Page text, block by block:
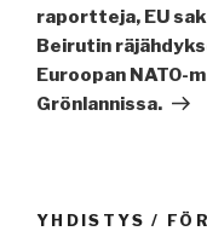
raportteja, EU
Beirutin
Euroopan NATO-
Grönlannissa.
YHDISTYS /